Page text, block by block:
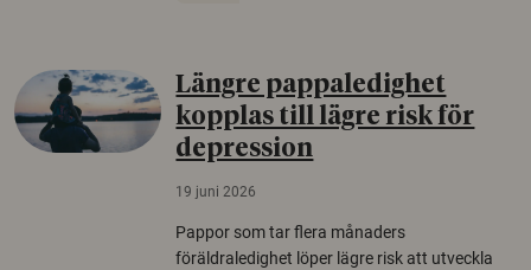
Längre pappaledighet
kopplas till lägre risk för
depression
19 juni 2026
Pappor som tar flera månaders
föräldraledighet löper lägre risk att utveckla